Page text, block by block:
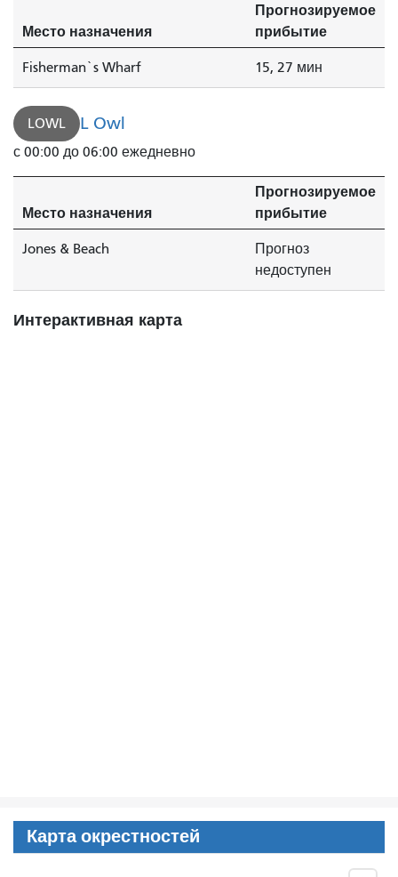
Место назначения
Прогнозируемое
прибытие
Fisherman`s Wharf 15, 27 мин
LOWL L Owl
с 00:00 до 06:00 ежедневно
Место назначения
Прогнозируемое
прибытие
Jones & Beach
Прогноз
недоступен
Интерактивная карта
Карта окрестностей